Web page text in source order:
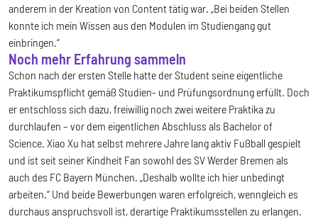
anderem in der Kreation von Content tätig war. „Bei beiden Stellen
konnte ich mein Wissen aus den Modulen im Studiengang gut
einbringen.“
Noch mehr Erfahrung sammeln
Schon nach der ersten Stelle hatte der Student seine eigentliche
Praktikumspflicht gemäß Studien- und Prüfungsordnung erfüllt. Doch
er entschloss sich dazu, freiwillig noch zwei weitere Praktika zu
durchlaufen – vor dem eigentlichen Abschluss als Bachelor of
Science. Xiao Xu hat selbst mehrere Jahre lang aktiv Fußball gespielt
und ist seit seiner Kindheit Fan sowohl des SV Werder Bremen als
auch des FC Bayern München. „Deshalb wollte ich hier unbedingt
arbeiten.“ Und beide Bewerbungen waren erfolgreich, wenngleich es
durchaus anspruchsvoll ist, derartige Praktikumsstellen zu erlangen.